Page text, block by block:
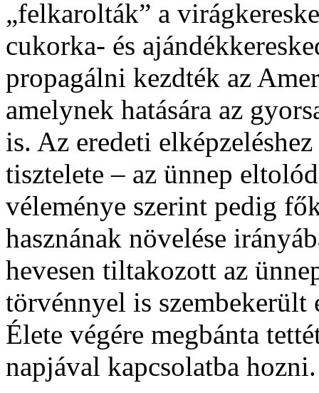
„felkarolták” a
cukorka- és
propagálni kezdték az
amelynek hatására az
is. Az eredeti
tisztelete – az ünnep
véleménye szerint pedig
hasznának növelése
hevesen tiltakozott az
törvénnyel is szembekerült
Élete végére megbánta
napjával kapcsolatba hozni.